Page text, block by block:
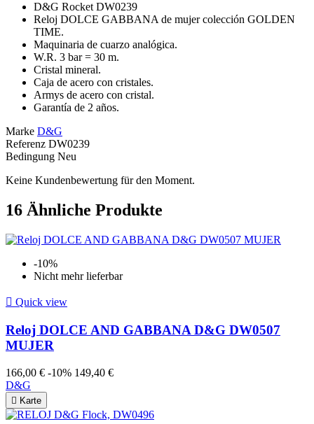
D&G Rocket DW0239
Reloj DOLCE GABBANA de mujer colección GOLDEN
TIME.
Maquinaria de cuarzo analógica.
W.R. 3 bar = 30 m.
Cristal mineral.
Caja de acero con cristales.
Armys de acero con cristal.
Garantí­a de 2 años.
Marke D&G
Referenz DW0239
Bedingung Neu
Keine Kundenbewertung für den Moment.
16 Ähnliche Produkte
-10%
Nicht mehr lieferbar
 Quick view
Reloj DOLCE AND GABBANA D&G DW0507
MUJER
166,00 € -10% 149,40 €
D&G
 Karte